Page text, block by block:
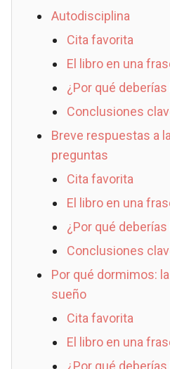
Autodisciplina
Cita favorita
El libro en una
¿Por qué deberías
Conclusiones
Breve respuestas a
preguntas
Cita favorita
El libro en una
¿Por qué deberías
Conclusiones
Por qué dormimos:
sueño
Cita favorita
El libro en una
¿Por qué deberías